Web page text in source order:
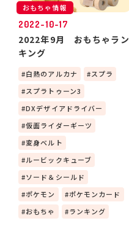
おもちゃ情報
2022-10-17
2022年9月 おもちゃラン
キング
白熱のアルカナ
スプラ
スプラトゥーン3
DXデザイアドライバー
仮面ライダーギーツ
変身ベルト
ルービックキューブ
ソード＆シールド
ポケモン
ポケモンカード
おもちゃ
ランキング